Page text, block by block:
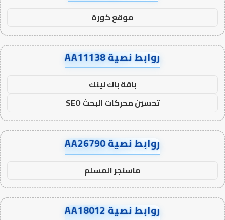
موقع كورة
روابط نصية AA11138
باقة باك لينك
تحسين محركات البحث SEO
روابط نصية AA26790
ماسنجر المسلم
روابط نصية AA18012